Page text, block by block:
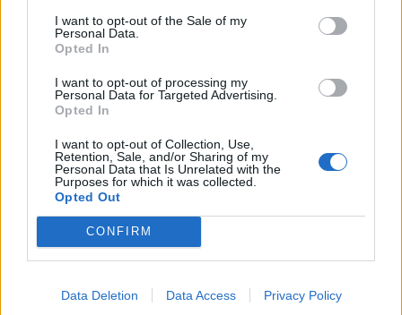
I want to opt-out of the Sale of my
Personal Data.
Opted In
I want to opt-out of processing my
Personal Data for Targeted Advertising.
Opted In
I want to opt-out of Collection, Use,
Retention, Sale, and/or Sharing of my
Personal Data that Is Unrelated with the
Purposes for which it was collected.
Opted Out
CONFIRM
Data Deletion Data Access Privacy Policy
2026-8-7 KL. 16:00
Simona peppade
Liberalerna i Växjö -
hoppas på lyft som i
valet 2002